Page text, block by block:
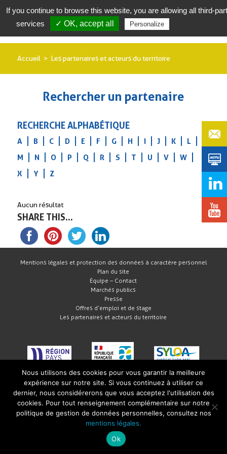
Accueil Les partenaires et acteurs du territoire
Rechercher un partenaire
RECHERCHE ALPHABÉTIQUE
A B C D E F G H I J K
L
M
N O P Q R S T U V
W
X
Y Z
Aucun résultat
SHARE THIS...
Mentions légales et protection des données à caractère personnel
Plan du site
Équipe – Contact
Marchés publics
Presse
Offres d’emploi et de stage
Les partenaires et acteurs du territoire
Nous utilisons des cookies pour vous garantir la meilleure
expérience sur notre site. Si vous continuez à utiliser ce
dernier, nous considérerons que vous acceptez l'utilisation des
cookies. Pour tout renseignement complémentaire sur notre
politique de gestion de données personnelles, consultez nos
mentions légales.
Ok
If you continue to browse this website, you are allowing all third-
services
✓ OK, accept all Personalize